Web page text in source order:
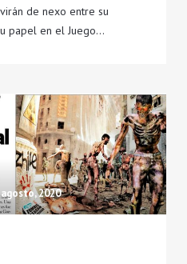
de nexo entre su
papel en el Juego…
2020